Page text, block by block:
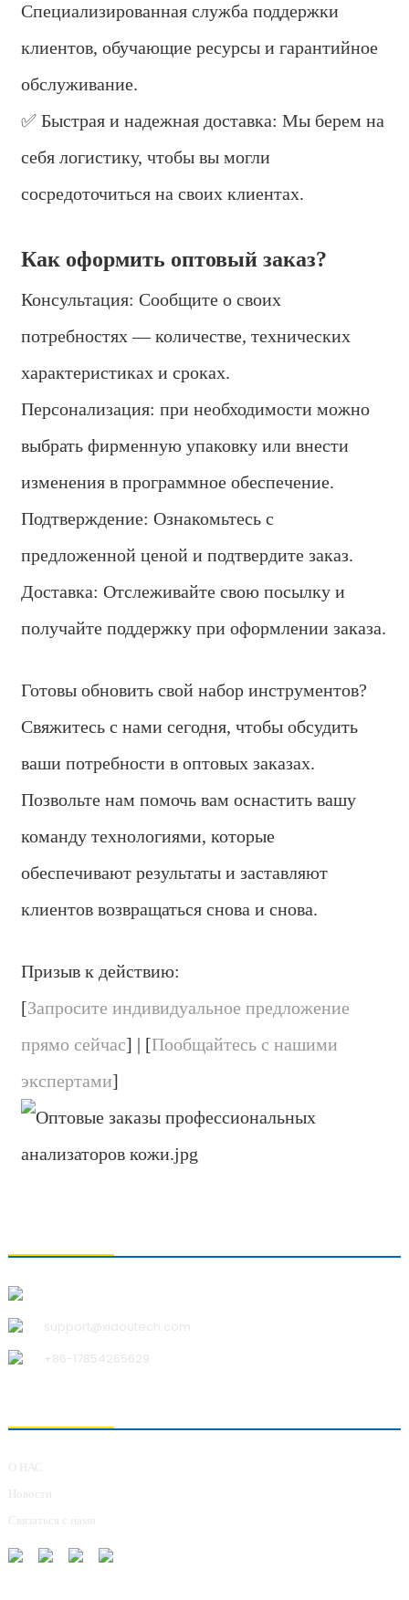
Специализированная служба поддержки
клиентов, обучающие ресурсы и гарантийное
обслуживание.
✅ Быстрая и надежная доставка: Мы берем на
себя логистику, чтобы вы могли
сосредоточиться на своих клиентах.
Как оформить оптовый заказ?
Консультация: Сообщите о своих
потребностях — количестве, технических
характеристиках и сроках.
Персонализация: при необходимости можно
выбрать фирменную упаковку или внести
изменения в программное обеспечение.
Подтверждение: Ознакомьтесь с
предложенной ценой и подтвердите заказ.
Доставка: Отслеживайте свою посылку и
получайте поддержку при оформлении заказа.
Готовы обновить свой набор инструментов?
Свяжитесь с нами сегодня, чтобы обсудить
ваши потребности в оптовых заказах.
Позвольте нам помочь вам оснастить вашу
команду технологиями, которые
обеспечивают результаты и заставляют
клиентов возвращаться снова и снова.
Призыв к действию:
[Запросите индивидуальное предложение
прямо сейчас] | [Пообщайтесь с нашими
экспертами]
support@xiaoutech.com
+86-17854265629
О НАС
Новости
Связаться с нами